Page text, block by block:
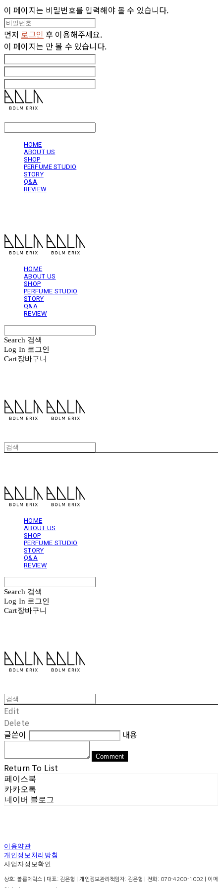
이 페이지는 비밀번호를 입력해야 볼 수 있습니다.
먼저 로그인 후 이용해주세요.
이 페이지는 만 볼 수 있습니다.
HOME
ABOUT US
SHOP
PERFUME STUDIO
STORY
Q&A
REVIEW
HOME
ABOUT US
SHOP
PERFUME STUDIO
STORY
Q&A
REVIEW
Search 검색
Log In 로그인
Cart장바구니
HOME
ABOUT US
SHOP
PERFUME STUDIO
STORY
Q&A
REVIEW
Search 검색
Log In 로그인
Cart장바구니
Edit
Delete
글쓴이
내용
Comment
Return To List
페이스북
카카오톡
네이버 블로그
이용약관
개인정보처리방침
사업자정보확인
상호: 볼름에릭스 | 대표: 김은형 | 개인정보관리책임자: 김은형 | 전화: 070-4200-1002 | 이메